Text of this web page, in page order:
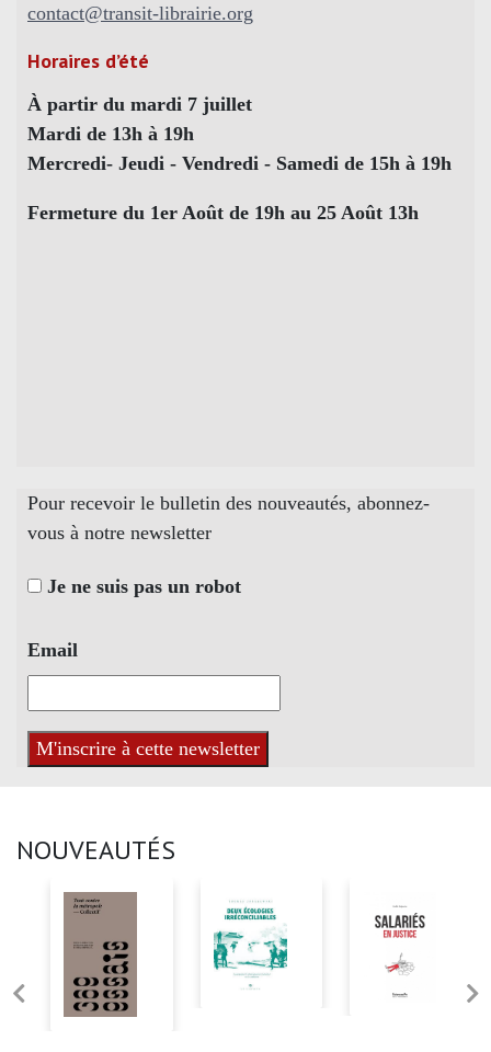
contact@transit-librairie.org
Horaires d’été
À partir du mardi 7 juillet
Mardi de 13h à 19h
Mercredi- Jeudi - Vendredi - Samedi de 15h à 19h
Fermeture du 1er Août de 19h au 25 Août 13h
Pour recevoir le bulletin des nouveautés, abonnez-
vous à notre newsletter
Je ne suis pas un robot
Email
NOUVEAUTÉS